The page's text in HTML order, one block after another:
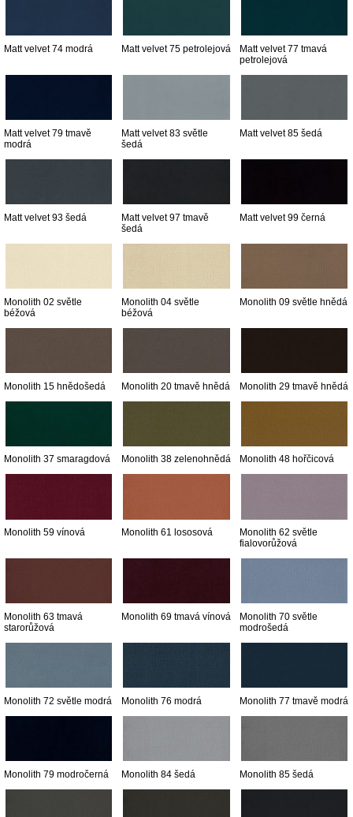
Matt velvet 74 modrá Matt velvet 75 petrolejová
Matt velvet 77 tmavá
petrolejová
Matt velvet 79 tmavě
modrá
Matt velvet 83 světle
šedá
Matt velvet 85 šedá
Matt velvet 93 šedá
Matt velvet 97 tmavě
šedá
Matt velvet 99 černá
Monolith 02 světle
béžová
Monolith 04 světle
béžová
Monolith 09 světle hnědá
Monolith 15 hnědošedá Monolith 20 tmavě hnědá Monolith 29 tmavě hnědá
Monolith 37 smaragdová Monolith 38 zelenohnědá Monolith 48 hořčicová
Monolith 59 vínová Monolith 61 lososová
Monolith 62 světle
fialovorůžová
Monolith 63 tmavá
starorůžová
Monolith 69 tmavá vínová
Monolith 70 světle
modrošedá
Monolith 72 světle modrá Monolith 76 modrá Monolith 77 tmavě modrá
Monolith 79 modročerná Monolith 84 šedá Monolith 85 šedá